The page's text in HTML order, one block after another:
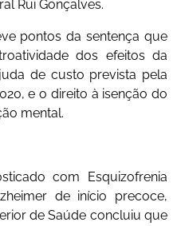
Rui Gonçalves.
pontos da sentença que
dos efeitos da
de custo prevista pela
e o direito à isenção do
mental.
com Esquizofrenia
de início precoce,
de Saúde concluiu que